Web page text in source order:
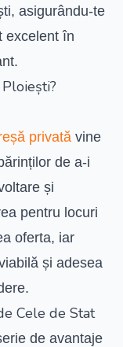
asigurându-te
excelent în
privată vine
de a-i
și
pentru locuri
oferta, iar
și adesea
Cele de Stat
de avantaje